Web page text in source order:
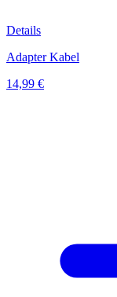
Details
Adapter Kabel
14,99 €